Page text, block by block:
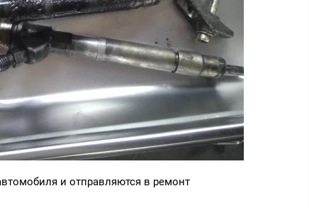
и отправляются в ремонт